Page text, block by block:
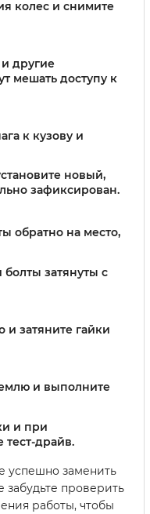
колес и снимите
другие
мешать доступу к
к кузову и
новый,
зафиксирован.
обратно на место,
болты затянуты с
и затяните гайки
и выполните
и при
тест-драйв.
успешно заменить
проверить
работы, чтобы